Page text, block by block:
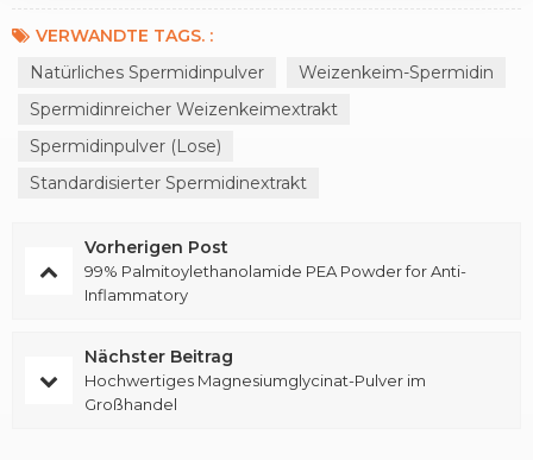
VERWANDTE TAGS. :
Natürliches Spermidinpulver
Weizenkeim-Spermidin
Spermidinreicher Weizenkeimextrakt
Spermidinpulver (lose)
Standardisierter Spermidinextrakt
Vorherigen Post
99% Palmitoylethanolamide PEA Powder for Anti-
Inflammatory
Nächster Beitrag
Hochwertiges Magnesiumglycinat-Pulver im
Großhandel